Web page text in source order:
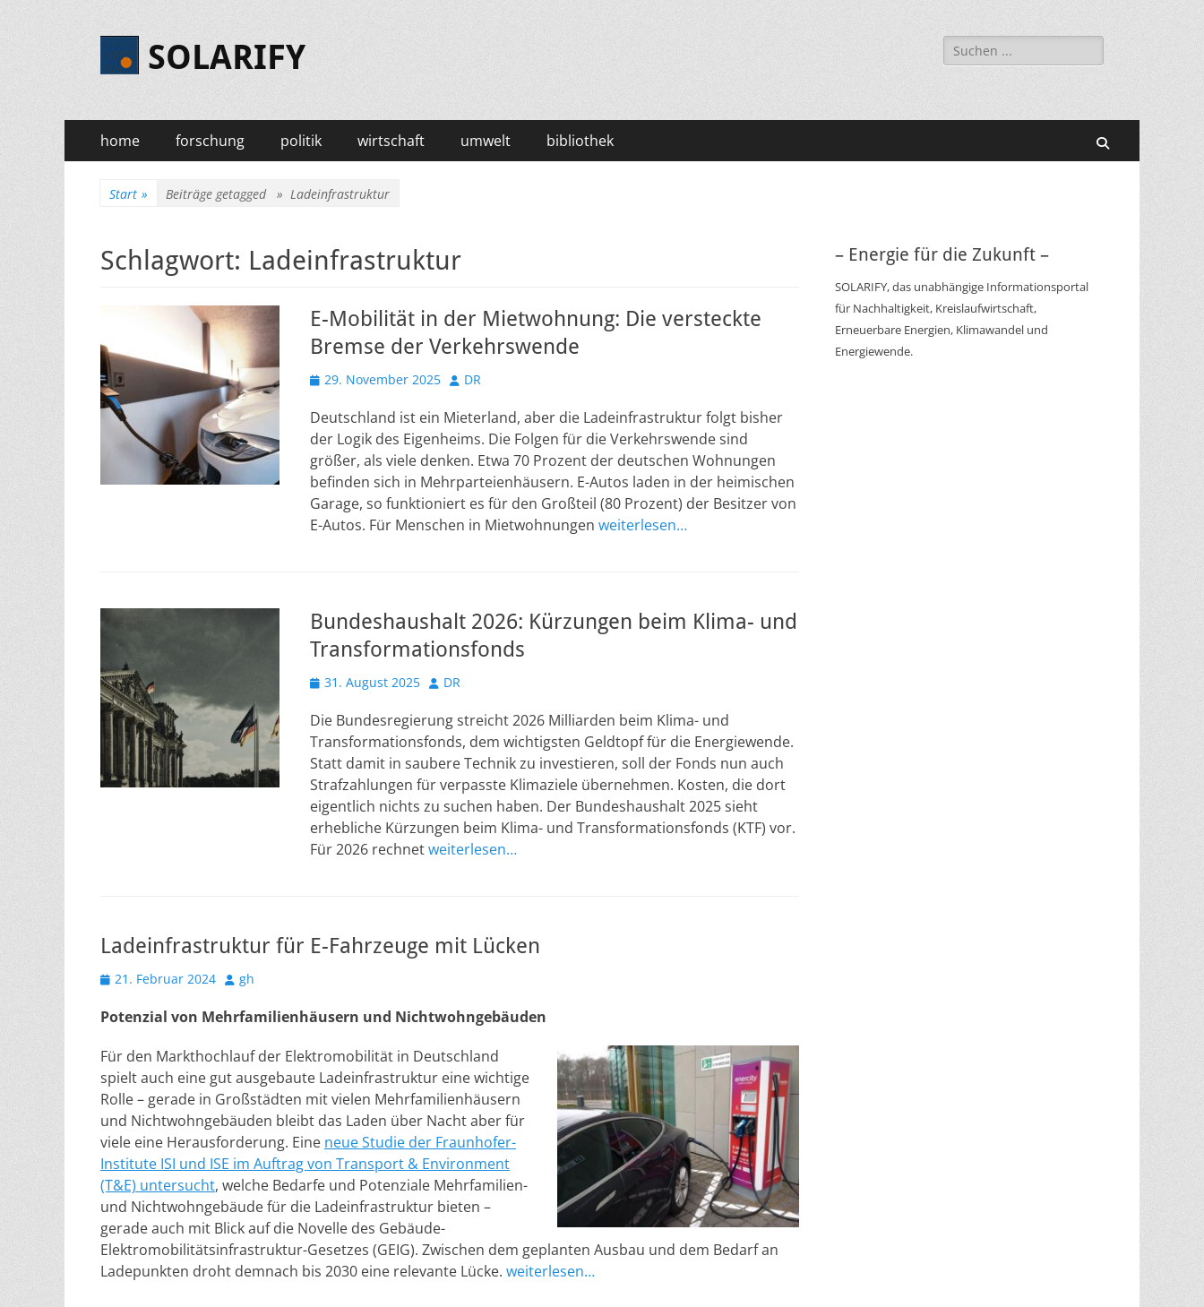
SOLARIFY
Suchen
nach:
Primäres
Menü
Zum
Inhalt
home forschung politik wirtschaft umwelt bibliothek
Start » Beiträge getagged » Ladeinfrastruktur
Schlagwort: Ladeinfrastruktur
E-Mobilität in der Mietwohnung: Die versteckte
Bremse der Verkehrswende
Veröffentlicht
29. November 2025 Autor
DR
Deutschland ist ein Mieterland, aber die Ladeinfrastruktur folgt bisher
der Logik des Eigenheims. Die Folgen für die Verkehrswende sind
größer, als viele denken. Etwa 70 Prozent der deutschen Wohnungen
befinden sich in Mehrparteienhäusern. E-Autos laden in der heimischen
Garage, so funktioniert es für den Großteil (80 Prozent) der Besitzer von
E-Autos. Für Menschen in Mietwohnungen weiterlesen…
Bundeshaushalt 2026: Kürzungen beim Klima- und
Transformationsfonds
Veröffentlicht
31. August 2025 Autor
DR
Die Bundesregierung streicht 2026 Milliarden beim Klima- und
Transformationsfonds, dem wichtigsten Geldtopf für die Energiewende.
Statt damit in saubere Technik zu investieren, soll der Fonds nun auch
Strafzahlungen für verpasste Klimaziele übernehmen. Kosten, die dort
eigentlich nichts zu suchen haben. Der Bundeshaushalt 2025 sieht
erhebliche Kürzungen beim Klima- und Transformationsfonds (KTF) vor.
Für 2026 rechnetweiterlesen…
Ladeinfrastruktur für E-Fahrzeuge mit Lücken
Veröffentlicht
21. Februar 2024 Autor
gh
Potenzial von Mehrfamilienhäusern und Nichtwohngebäuden
Für den Markthochlauf der Elektromobilität in Deutschland
spielt auch eine gut ausgebaute Ladeinfrastruktur eine wichtige
Rolle – gerade in Großstädten mit vielen Mehrfamilienhäusern
und Nichtwohngebäuden bleibt das Laden über Nacht aber für
viele eine Herausforderung. Eine neue Studie der Fraunhofer-
Institute ISI und ISE im Auftrag von Transport & Environment
(T&E) untersucht, welche Bedarfe und Potenziale Mehrfamilien-
und Nichtwohngebäude für die Ladeinfrastruktur bieten –
gerade auch mit Blick auf die Novelle des Gebäude-
Elektromobilitätsinfrastruktur-Gesetzes (GEIG). Zwischen dem geplanten Ausbau und dem Bedarf an
Ladepunkten droht demnach bis 2030 eine relevante Lücke. weiterlesen…
– Energie für die Zukunft –
SOLARIFY, das unabhängige Informationsportal
für Nachhaltigkeit, Kreislaufwirtschaft,
Erneuerbare Energien, Klimawandel und
Energiewende.